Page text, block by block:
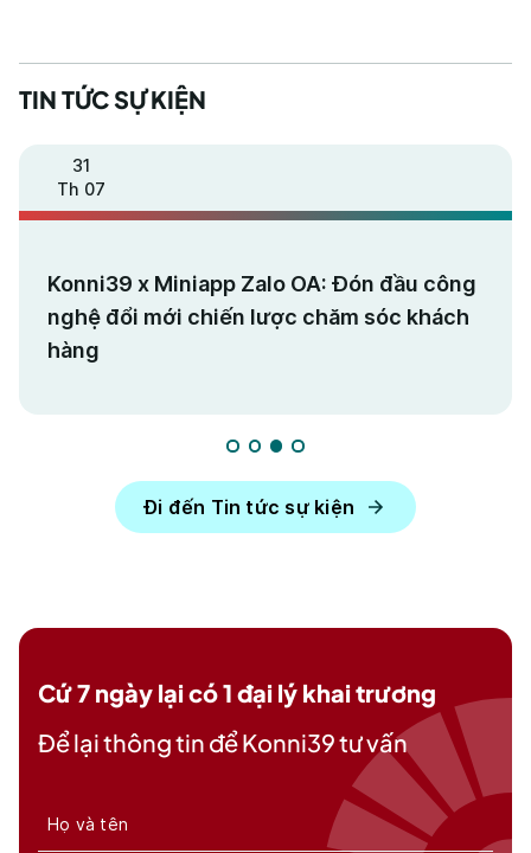
TIN TỨC SỰ KIỆN
31
Th 07
Konni39 x Miniapp Zalo OA: Đón đầu công
nghệ đổi mới chiến lược chăm sóc khách
hàng
Đi đến Tin tức sự kiện
Cứ 7 ngày lại có 1 đại lý khai trương
Để lại thông tin để Konni39 tư vấn